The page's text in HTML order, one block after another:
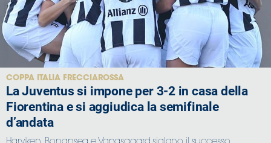
COPPA ITALIA FRECCIAROSSA
La Juventus si impone per 3-2 in casa della
Fiorentina e si aggiudica la semifinale
d’andata